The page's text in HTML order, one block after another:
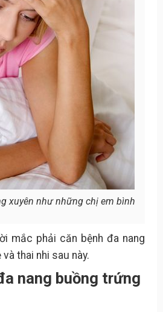
xuyên như những chị em bình
mắc phải căn bệnh đa nang
thai nhi sau này.
nang buồng trứng